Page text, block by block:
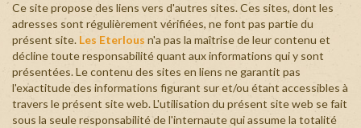
Ce site propose des liens vers d'autres sites. Ces sites, dont les
adresses sont régulièrement vérifiées, ne font pas partie du
présent site. Les Eterlous n'a pas la maîtrise de leur contenu et
décline toute responsabilité quant aux informations qui y sont
présentées. Le contenu des sites en liens ne garantit pas
l'exactitude des informations figurant sur et/ou étant accessibles à
travers le présent site web. L'utilisation du présent site web se fait
sous la seule responsabilité de l'internaute qui assume la totalité